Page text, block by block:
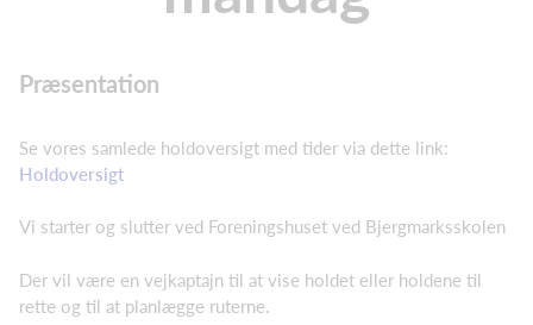
Præsentation
Se vores samlede holdoversigt med tider via dette link:
Holdoversigt
Vi starter og slutter ved Foreningshuset ved Bjergmarksskolen
Der vil være en vejkaptajn til at vise holdet eller holdene til
rette og til at planlægge ruterne.